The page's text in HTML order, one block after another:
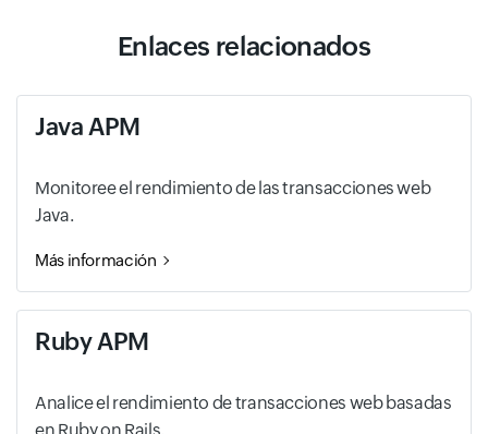
Enlaces relacionados
Java APM
Monitoree el rendimiento de las transacciones web
Java.
Más información
Ruby APM
Analice el rendimiento de transacciones web basadas